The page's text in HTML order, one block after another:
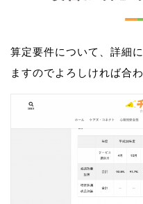
算定要件について、詳細
ますのでよろしければ合